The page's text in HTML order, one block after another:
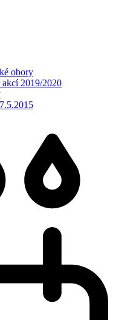
obory
akcí 2019/2020